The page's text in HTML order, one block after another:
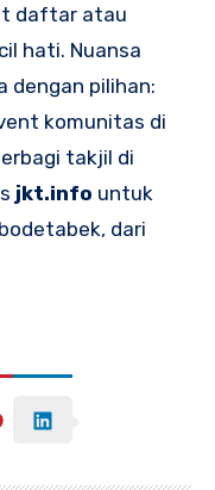
daftar atau
hati. Nuansa
dengan pilihan:
komunitas di
takjil di
jkt.info untuk
dari